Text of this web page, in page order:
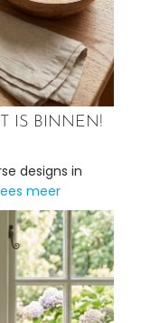
IS BINNEN!
designs in
meer